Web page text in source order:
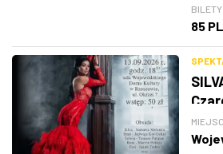
BILETY
85